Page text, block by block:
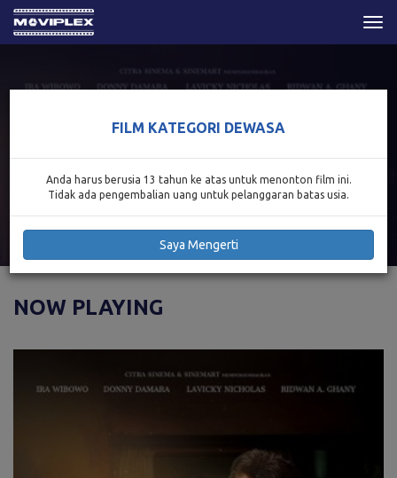
NOW PLAYING
FILM KATEGORI DEWASA
Anda harus berusia 13 tahun ke atas untuk menonton film ini.
Tidak ada pengembalian uang untuk pelanggaran batas usia.
Saya Mengerti